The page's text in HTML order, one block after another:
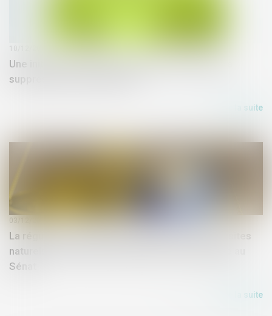
Une initiative citoyenne européenne demande la
suppression des pesticides
10/12/2019
Lire la suite
La régulation de l’hyper-fréquentation dans les sites
naturels et culturels patrimoniaux a été adoptée au
Sénat
03/12/2019
Lire la suite